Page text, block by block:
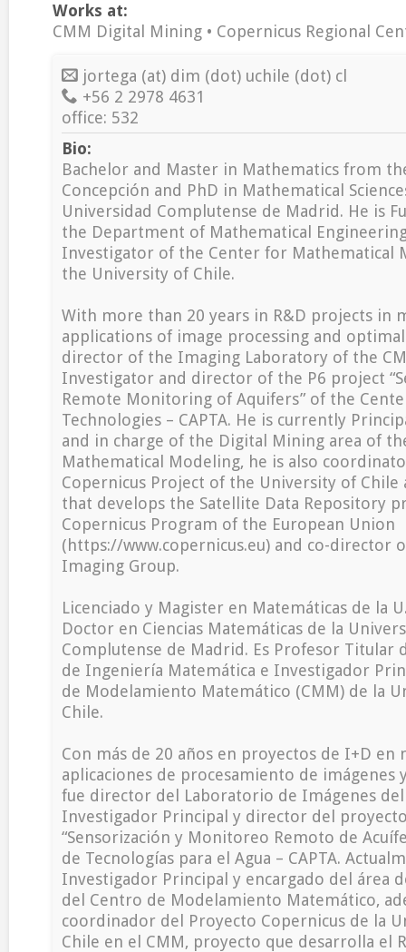
Works at:
CMM Digital Mining • Copernicus Regional
jortega (at) dim (dot) uchile (dot) cl
+56 2 2978 4631
office: 532
Bio:
Bachelor and Master in Mathematics from
Concepción and PhD in Mathematical
Universidad Complutense de Madrid. He is
the Department of Mathematical
Investigator of the Center for Mathematical
the University of Chile.
With more than 20 years in R&D projects in
applications of image processing and
director of the Imaging Laboratory of the
Investigator and director of the P6 project
Remote Monitoring of Aquifers” of the
Technologies – CAPTA. He is currently
and in charge of the Digital Mining area of
Mathematical Modeling, he is also
Copernicus Project of the University of Chile
that develops the Satellite Data Repository
Copernicus Program of the European Union
(https://www.copernicus.eu) and co-director
Imaging Group.
Licenciado y Magister en Matemáticas de la
Doctor en Ciencias Matemáticas de la
Complutense de Madrid. Es Profesor Titular
de Ingeniería Matemática e Investigador
de Modelamiento Matemático (CMM) de la
Chile.
Con más de 20 años en proyectos de I+D en
aplicaciones de procesamiento de imágenes
fue director del Laboratorio de Imágenes del
Investigador Principal y director del
“Sensorización y Monitoreo Remoto de
de Tecnologías para el Agua – CAPTA.
Investigador Principal y encargado del área
del Centro de Modelamiento Matemático,
coordinador del Proyecto Copernicus de la
Chile en el CMM, proyecto que desarrolla el